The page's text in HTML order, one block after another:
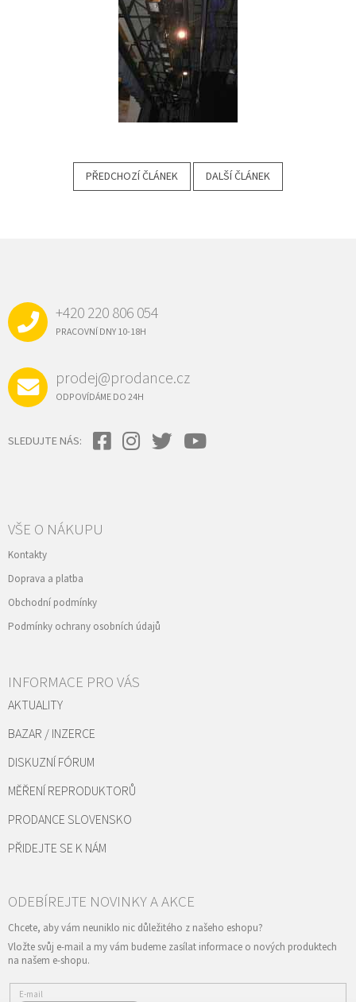
PŘEDCHOZÍ ČLÁNEK DALŠÍ ČLÁNEK
+420 220 806 054
PRACOVNÍ DNY 10-18H
prodej@prodance.cz
ODPOVÍDÁME DO 24H
SLEDUJTE NÁS:
VŠE O NÁKUPU
Kontakty
Doprava a platba
Obchodní podmínky
Podmínky ochrany osobních údajů
INFORMACE PRO VÁS
AKTUALITY
BAZAR / INZERCE
DISKUZNÍ FÓRUM
MĚŘENÍ REPRODUKTORŮ
PRODANCE SLOVENSKO
PŘIDEJTE SE K NÁM
Vložte svůj e-mail a my vám budeme zasílat informace o nových produktech
na našem e-shopu.
E-mail